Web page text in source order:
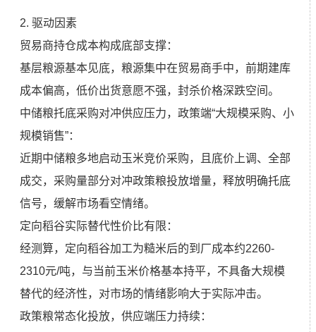
2. 驱动因素
贸易商持仓成本构成底部支撑：
基层粮源基本见底，粮源集中在贸易商手中，前期建库
成本偏高，低价出货意愿不强，封杀价格深跌空间。
中储粮托底采购对冲供应压力，政策端“大规模采购、小
规模销售”：
近期中储粮多地启动玉米竞价采购，且底价上调、全部
成交，采购量部分对冲政策粮投放增量，释放明确托底
信号，缓解市场看空情绪。
定向稻谷实际替代性价比有限：
经测算，定向稻谷加工为糙米后的到厂成本约2260-
2310元/吨，与当前玉米价格基本持平，不具备大规模
替代的经济性，对市场的情绪影响大于实际冲击。
政策粮常态化投放，供应端压力持续：